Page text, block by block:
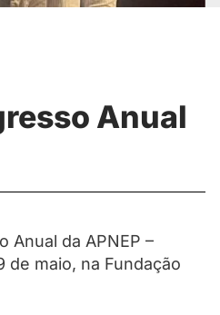
Anual
Anual da APNEP –
de maio, na Fundação